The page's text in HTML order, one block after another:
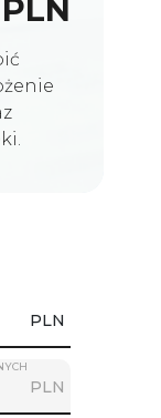
PLN
PLN